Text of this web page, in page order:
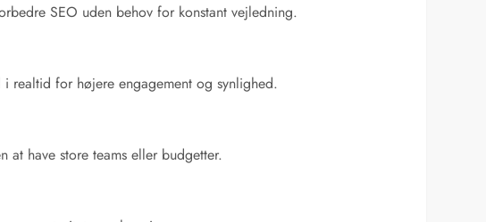
SEO uden behov for konstant vejledning.
realtid for højere engagement og synlighed.
at have store teams eller budgetter.